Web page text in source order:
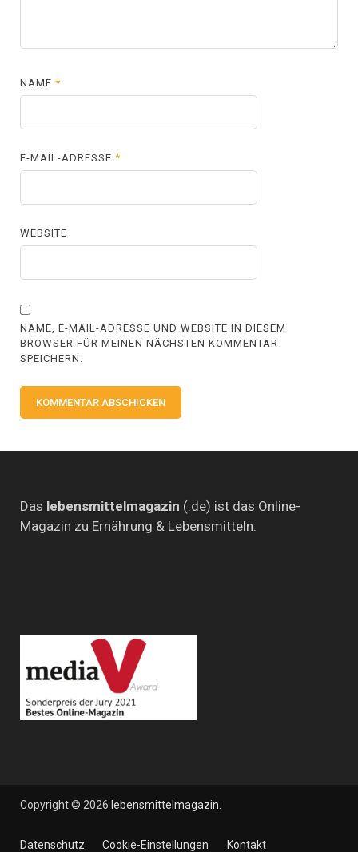
NAME*
E-MAIL-ADRESSE*
WEBSITE
NAME, E-MAIL-ADRESSE UND WEBSITE IN DIESEM
BROWSER FÜR MEINEN NÄCHSTEN KOMMENTAR
SPEICHERN.
Das lebensmittelmagazin (.de) ist das Online-
Magazin zu Ernährung & Lebensmitteln.
Copyright © 2026 lebensmittelmagazin.
Datenschutz Cookie-Einstellungen Kontakt